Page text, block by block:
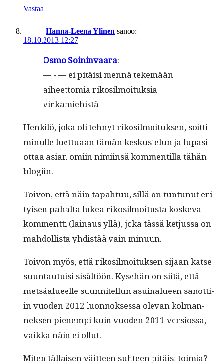
Vastaa
Hanna-Leena Ylinen sanoo:
18.10.2013 12:27
Osmo Soin­in­vaara:
— - — ei pitäisi men­nä tekemään
aiheet­to­mia rikosil­moituk­sia
virkamiehistä — - —
Henkilö, joka oli tehnyt rikosil­moituk­sen, soit­ti
min­ulle luet­tuaan tämän keskustelun ja lupasi
ottaa asian omi­in nimi­in­sä kom­men­til­la tähän
blogiin.
Toivon, että näin tapah­tuu, sil­lä on tun­tunut eri­
tyisen pahal­ta lukea rikosil­moi­tus­ta koske­va
kom­ment­ti (lain­aus yllä), joka tässä ketjus­sa on
mah­dol­lista yhdis­tää vain minuun.
Toivon myös, että rikosil­moituk­sen sijaan katse
suun­tau­tu­isi sisältöön. Kyse­hän on siitä, että
met­säalueelle suun­nitel­lun asuinalueen san­ot­ti­
in vuo­den 2012 luon­nok­ses­sa ole­van kol­man­
nek­sen pienem­pi kuin vuo­den 2011 ver­sios­sa,
vaik­ka näin ei ollut.
Miten täl­laisen väit­teen suh­teen pitäisi toimia?